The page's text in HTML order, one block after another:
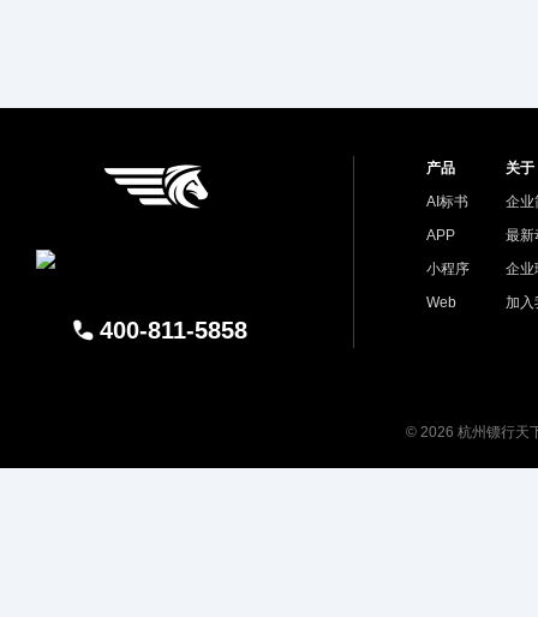
400-811-5858
产品
AI标书
APP
小程序
Web
关于
企业
最新
企业
加入
© 2026 杭州镖行天